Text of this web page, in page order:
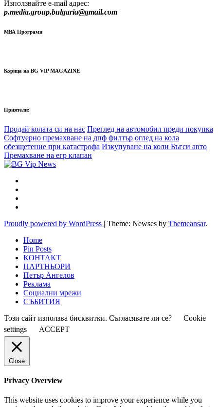
Използвайте e-mail адрес:
p.media.group.bulgaria@gmail.com
МВА Програми
Корица на BG VIP MAGAZINE
Приятели:
Продай колата си на нас Преглед на автомобил преди покупка
Софтуерно премахване на дпф филтър оглед на кола
обезщетение при катастрофа Изкупуване на коли Бъгси авто
Премахване на егр клапан
Proudly powered by WordPress | Theme: Newses by Themeansar.
Home
Pin Posts
КОНТАКТ
ПАРТНЬОРИ
Петър Ангелов
Реклама
Социални мрежи
СЪБИТИЯ
Този сайт използва бисквитки. Съгласявате ли се?
Cookie
settings
ACCEPT
Close
Privacy Overview
This website uses cookies to improve your experience while you